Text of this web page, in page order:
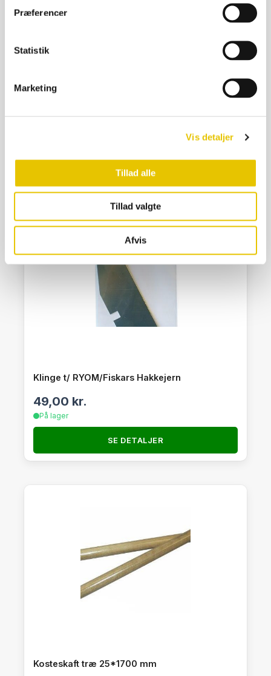
Præferencer
Statistik
Marketing
Vis detaljer
Tillad alle
Tillad valgte
Afvis
Haverive 8 tænder
Klinge t/ RYOM/Fiskars Hakkejern
49,00 kr.
På lager
SE DETALJER
Kosteskaft træ 25*1700 mm